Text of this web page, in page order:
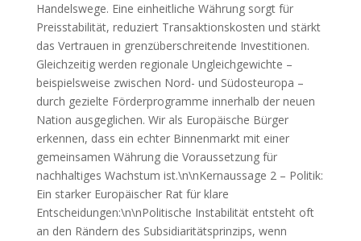
Handelswege. Eine einheitliche Währung sorgt für
Preisstabilität, reduziert Transaktionskosten und stärkt
das Vertrauen in grenzüberschreitende Investitionen.
Gleichzeitig werden regionale Ungleichgewichte –
beispielsweise zwischen Nord- und Südosteuropa –
durch gezielte Förderprogramme innerhalb der neuen
Nation ausgeglichen. Wir als Europäische Bürger
erkennen, dass ein echter Binnenmarkt mit einer
gemeinsamen Währung die Voraussetzung für
nachhaltiges Wachstum ist.\n\nKernaussage 2 – Politik:
Ein starker Europäischer Rat für klare
Entscheidungen:\n\nPolitische Instabilität entsteht oft
an den Rändern des Subsidiaritätsprinzips, wenn